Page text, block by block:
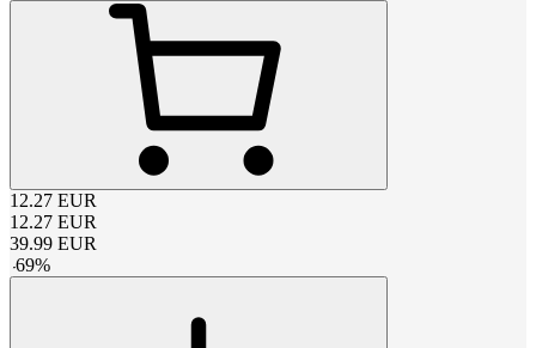
12.27 EUR
12.27 EUR
39.99 EUR
-69%